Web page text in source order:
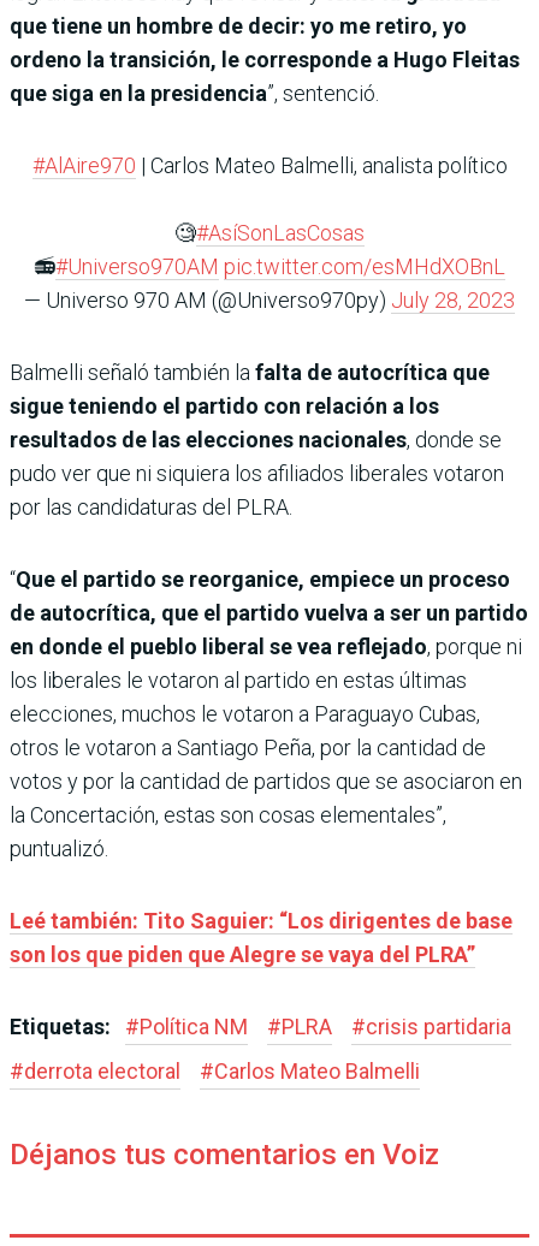
que tiene un hombre de decir: yo me retiro, yo
ordeno la transición, le corresponde a Hugo Fleitas
que siga en la presidencia”, sentenció.
#AlAire970 | Carlos Mateo Balmelli, analista político
🧐#AsíSonLasCosas
📻#Universo970AM pic.twitter.com/esMHdXOBnL
— Universo 970 AM (@Universo970py) July 28, 2023
Balmelli señaló también lafalta de autocrítica que
sigue teniendo el partido con relación a los
resultados de las elecciones nacionales, donde se
pudo ver que ni siquiera los afiliados liberales votaron
por las candidaturas del PLRA.
“Que el partido se reorganice, empiece un proceso
de autocrítica, que el partido vuelva a ser un partido
en donde el pueblo liberal se vea reflejado, porque ni
los liberales le votaron al partido en estas últimas
elecciones, muchos le votaron a Paraguayo Cubas,
otros le votaron a Santiago Peña, por la cantidad de
votos y por la cantidad de partidos que se asociaron en
la Concertación, estas son cosas elementales”,
puntualizó.
Leé también: Tito Saguier: “Los dirigentes de base
son los que piden que Alegre se vaya del PLRA”
Etiquetas: #Política NM #PLRA #crisis partidaria
#derrota electoral #Carlos Mateo Balmelli
Déjanos tus comentarios en Voiz